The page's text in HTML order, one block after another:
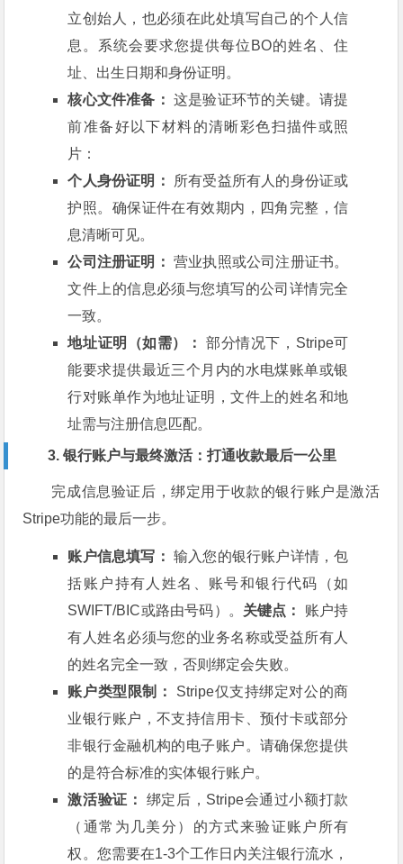
立创始人，也必须在此处填写自己的个人信
息。系统会要求您提供每位BO的姓名、住
址、出生日期和身份证明。
核心文件准备： 这是验证环节的关键。请提
前准备好以下材料的清晰彩色扫描件或照
片：
个人身份证明：
所有受益所有人的身份证或
护照。确保证件在有效期内，四角完整，信
息清晰可见。
公司注册证明： 营业执照或公司注册证书。
文件上的信息必须与您填写的公司详情完全
一致。
地址证明（如需）：
部分情况下，Stripe可
能要求提供最近三个月内的水电煤账单或银
行对账单作为地址证明，文件上的姓名和地
址需与注册信息匹配。
3. 银行账户与最终激活：打通收款最后一公里
完成信息验证后，绑定用于收款的银行账户是激活
Stripe功能的最后一步。
账户信息填写： 输入您的银行账户详情，包
括账户持有人姓名、账号和银行代码（如
SWIFT/BIC或路由号码）。 关键点：
账户持
有人姓名必须与您的业务名称或受益所有人
的姓名完全一致，否则绑定会失败。
账户类型限制：
Stripe仅支持绑定对公的商
业银行账户，不支持信用卡、预付卡或部分
非银行金融机构的电子账户。请确保您提供
的是符合标准的实体银行账户。
激活验证：
绑定后，Stripe会通过小额打款
（通常为几美分）的方式来验证账户所有
权。您需要在1-3个工作日内关注银行流水，